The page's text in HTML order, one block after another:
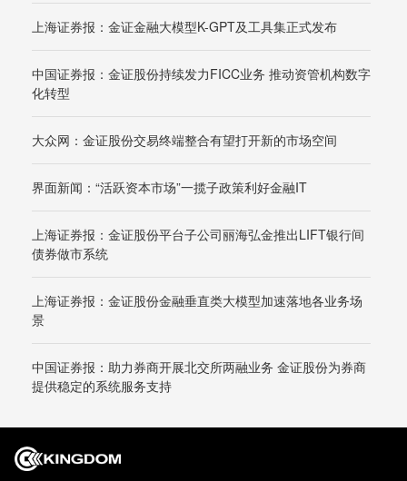
上海证券报：金证金融大模型K-GPT及工具集正式发布
中国证券报：金证股份持续发力FICC业务 推动资管机构数字
化转型
大众网：金证股份交易终端整合有望打开新的市场空间
界面新闻：“活跃资本市场”一揽子政策利好金融IT
上海证券报：金证股份平台子公司丽海弘金推出LIFT银行间
债券做市系统
上海证券报：金证股份金融垂直类大模型加速落地各业务场
景
中国证券报：助力券商开展北交所两融业务 金证股份为券商
提供稳定的系统服务支持